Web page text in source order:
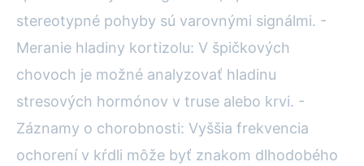
stereotypné pohyby sú varovnými signálmi. -
Meranie hladiny kortizolu: V špičkových
chovoch je možné analyzovať hladinu
stresových hormónov v truse alebo krvi. -
Záznamy o chorobnosti: Vyššia frekvencia
ochorení v kŕdli môže byť znakom dlhodobého